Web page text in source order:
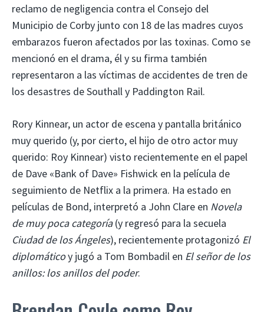
reclamo de negligencia contra el Consejo del
Municipio de Corby junto con 18 de las madres cuyos
embarazos fueron afectados por las toxinas. Como se
mencionó en el drama, él y su firma también
representaron a las víctimas de accidentes de tren de
los desastres de Southall y Paddington Rail.
Rory Kinnear, un actor de escena y pantalla británico
muy querido (y, por cierto, el hijo de otro actor muy
querido: Roy Kinnear) visto recientemente en el papel
de Dave «Bank of Dave» Fishwick en la película de
seguimiento de Netflix a la primera. Ha estado en
películas de Bond, interpretó a John Clare en Novela
de muy poca categoría(y regresó para la secuela
Ciudad de los Ángeles), recientemente protagonizó El
diplomáticoy jugó a Tom Bombadil en El señor de los
anillos: los anillos del poder.